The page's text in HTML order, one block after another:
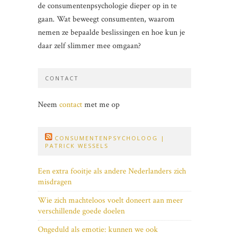
de consumentenpsychologie dieper op in te
gaan. Wat beweegt consumenten, waarom
nemen ze bepaalde beslissingen en hoe kun je
daar zelf slimmer mee omgaan?
CONTACT
Neem contactmet me op
CONSUMENTENPSYCHOLOOG |
PATRICK WESSELS
Een extra fooitje als andere Nederlanders zich
misdragen
Wie zich machteloos voelt doneert aan meer
verschillende goede doelen
Ongeduld als emotie: kunnen we ook